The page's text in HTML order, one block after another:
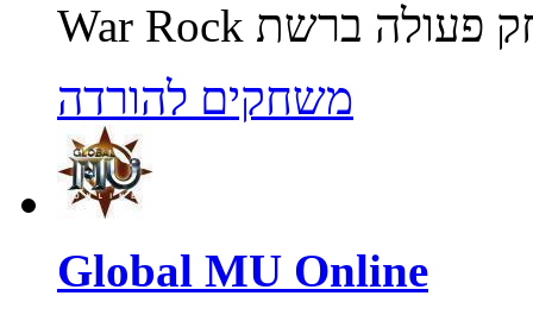
משחקים להורדה
Global MU Online